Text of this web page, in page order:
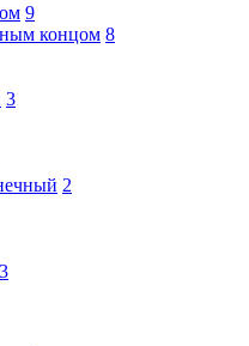
9
концом 8
3
2
3